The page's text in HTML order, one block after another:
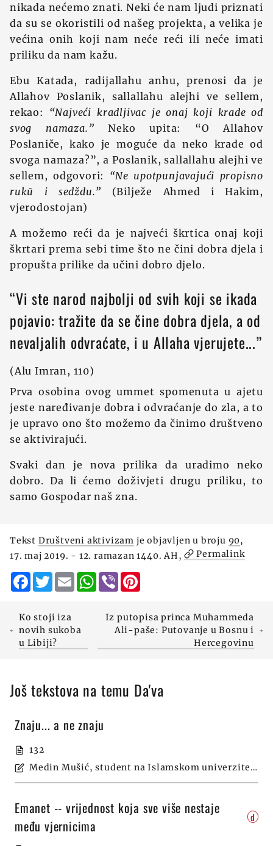
nikada nećemo znati. Neki će nam ljudi priznati
da su se okoristili od našeg projekta, a velika je
većina onih koji nam neće reći ili neće imati
priliku da nam kažu.
Ebu Katada, radijallahu anhu, prenosi da je
Allahov Poslanik, sallallahu alejhi ve sellem,
rekao: “Najveći kradljivac je onaj koji krade od
svog namaza.” Neko upita: “O Allahov
Poslaniče, kako je moguće da neko krade od
svoga namaza?”, a Poslanik, sallallahu alejhi ve
sellem, odgovori: “Ne upotpunjavajući propisno
rukū i sedždu.” (Bilježe Ahmed i Hakim,
vjerodostojan)
A možemo reći da je najveći škrtica onaj koji
škrtari prema sebi time što ne čini dobra djela i
propušta prilike da učini dobro djelo.
“Vi ste narod najbolji od svih koji se ikada
pojavio: tražite da se čine dobra djela, a od
nevaljalih odvraćate, i u Allaha vjerujete...”
(Alu Imran, 110)
Prva osobina ovog ummet spomenuta u ajetu
jeste naređivanje dobra i odvraćanje do zla, a to
je upravo ono što možemo da činimo društveno
se aktivirajući.
Svaki dan je nova prilika da uradimo neko
dobro. Da li ćemo doživjeti drugu priliku, to
samo Gospodar naš zna.
Tekst Društveni aktivizam je objavljen u broju 90,
17. maj 2019. - 12. ramazan 1440. AH,
Permalink
Facebook
TwitterEmailWhatsApp
Viber
Ko stoji iza
novih sukoba
u Libiji?
Iz putopisa princa Muhammeda
Ali-paše: Putovanje u Bosnu i
Hercegovinu
Još tekstova na temu Da'va
Znaju... a ne znaju
132
Medin Mušić, student na Islamskom univerzitetu u Medini
Emanet -- vrijednost koja sve više nestaje
među vjernicima
d